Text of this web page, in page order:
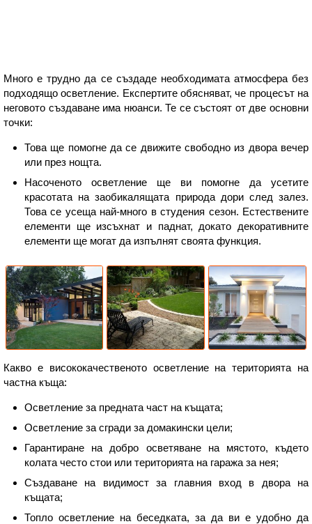
Много е трудно да се създаде необходимата атмосфера без
подходящо осветление. Експертите обясняват, че процесът на
неговото създаване има нюанси. Те се състоят от две основни
точки:
Това ще помогне да се движите свободно из двора вечер
или през нощта.
Насоченото осветление ще ви помогне да усетите
красотата на заобикалящата природа дори след залез.
Това се усеща най-много в студения сезон. Естествените
елементи ще изсъхнат и паднат, докато декоративните
елементи ще могат да изпълнят своята функция.
Какво е висококачественото осветление на територията на
частна къща:
Осветление за предната част на къщата;
Осветление за сгради за домакински цели;
Гарантиране на добро осветяване на мястото, където
колата често стои или територията на гаража за нея;
Създаване на видимост за главния вход в двора на
къщата;
Топло осветление на беседката, за да ви е удобно да